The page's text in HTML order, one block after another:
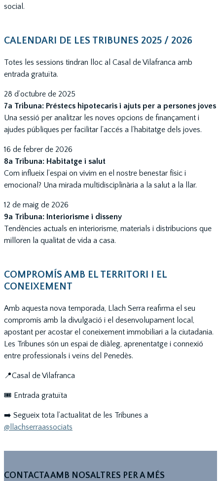
social.
CALENDARI DE LES TRIBUNES 2025 / 2026
Totes les sessions tindran lloc al Casal de Vilafranca amb
entrada gratuïta.
28 d’octubre de 2025
7a Tribuna: Préstecs hipotecaris i ajuts per a persones joves
Una sessió per analitzar les noves opcions de finançament i
ajudes públiques per facilitar l’accés a l’habitatge dels joves.
16 de febrer de 2026
8a Tribuna: Habitatge i salut
Com influeix l’espai on vivim en el nostre benestar físic i
emocional? Una mirada multidisciplinària a la salut a la llar.
12 de maig de 2026
9a Tribuna: Interiorisme i disseny
Tendències actuals en interiorisme, materials i distribucions que
milloren la qualitat de vida a casa.
COMPROMÍS AMB EL TERRITORI I EL
CONEIXEMENT
Amb aquesta nova temporada, Llach Serra reafirma el seu
compromís amb la divulgació i el desenvolupament local,
apostant per acostar el coneixement immobiliari a la ciutadania.
Les Tribunes són un espai de diàleg, aprenentatge i connexió
entre professionals i veïns del Penedès.
📍Casal de Vilafranca
🎟️ Entrada gratuïta
➡️ Segueix tota l’actualitat de les Tribunes a
@llachserraassociats
CONTACTA AMB NOSALTRES PER A MÉS